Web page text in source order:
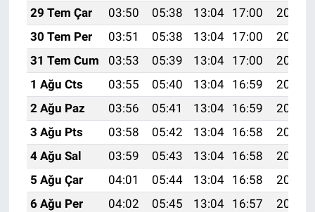
29 Tem Çar
03:50 05:38 13:04 17:00
20:21
30 Tem Per
03:51 05:38 13:04 17:00
20:20
31 Tem Cum
03:53 05:39 13:04 17:00
20:19
1 Ağu Cts
03:55 05:40 13:04 16:59
20:18
2 Ağu Paz
03:56 05:41 13:04 16:59
20:17
3 Ağu Pts
03:58 05:42 13:04 16:58
20:16
4 Ağu Sal
03:59 05:43 13:04 16:58
20:15
5 Ağu Çar
04:01 05:44 13:04 16:58
20:14
6 Ağu Per
04:02 05:45 13:04 16:57
20:12